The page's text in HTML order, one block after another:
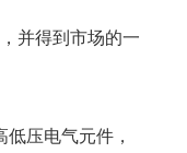
并得到市场的一
压电气元件，